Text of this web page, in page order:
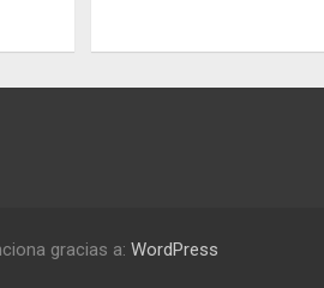
gracias a: WordPress